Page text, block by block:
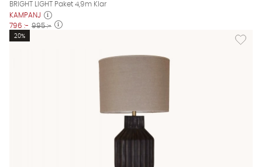
BRIGHT LIGHT Paket 4,9m Klar
KAMPANJ
796 :- 995 :-
Lägg
20%